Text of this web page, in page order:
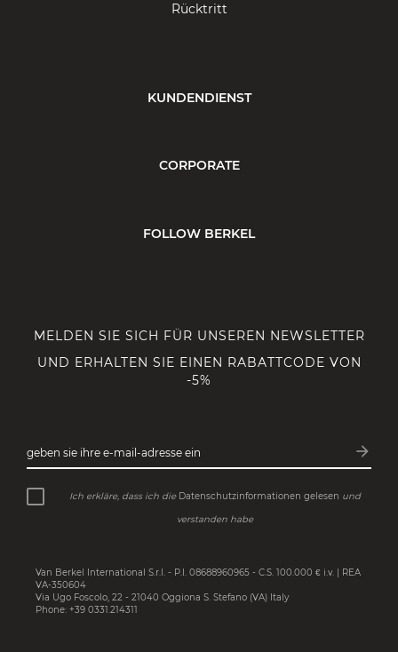
Rücktritt
KUNDENDIENST
CORPORATE
FOLLOW BERKEL
MELDEN SIE SICH FÜR UNSEREN NEWSLETTER
UND ERHALTEN SIE EINEN RABATTCODE VON
-5%
geben sie ihre e-mail-adresse ein arrow_forward
Ich erkläre, dass ich die Datenschutzinformationen gelesen und
verstanden habe
Van Berkel International S.r.l. - P.I. 08688960965 - C.S. 100.000 € i.v. | REA
VA-350604
Via Ugo Foscolo, 22 - 21040 Oggiona S. Stefano (VA) Italy
Phone: +39 0331.214311